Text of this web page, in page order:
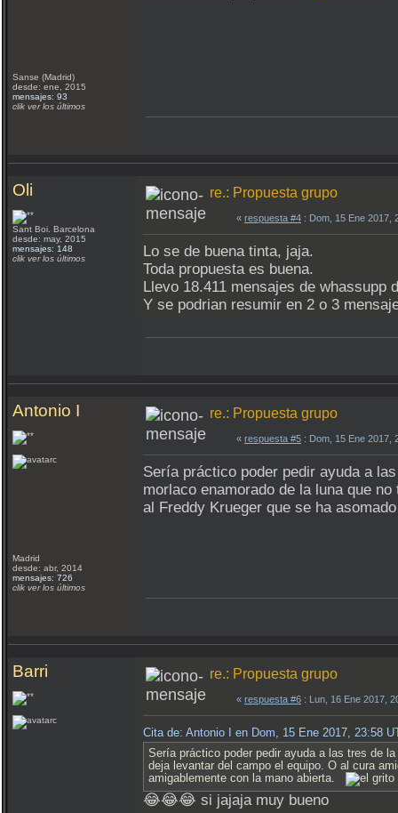
Sanse (Madrid)
desde: ene, 2015
mensajes: 93
clik ver los últimos
Oli
Sant Boi. Barcelona
desde: may, 2015
mensajes: 148
clik ver los últimos
re.: Propuesta grupo
« respuesta #4 : Dom, 15 Ene 2017,
Lo se de buena tinta, jaja.
Toda propuesta es buena.
Llevo 18.411 mensajes de whassupp
Y se podrian resumir en 2 o 3
Antonio I
Madrid
desde: abr, 2014
mensajes: 726
clik ver los últimos
re.: Propuesta grupo
« respuesta #5 : Dom, 15 Ene 2017,
Sería práctico poder pedir ayuda a
morlaco enamorado de la luna que
al Freddy Krueger que se ha
Barri re.: Propuesta grupo
« respuesta #6 : Lun, 16 Ene 2017,
Cita de: Antonio I en Dom, 15 Ene 2017, 23:58
Sería práctico poder pedir ayuda a las tres de
deja levantar del campo el equipo. O al cura
amigablemente con la mano abierta.
😂😂😂 si jajaja muy bueno